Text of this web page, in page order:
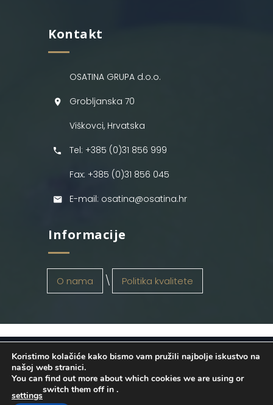
Kontakt
OSATINA GRUPA d.o.o.
Grobljanska 70
Viškovci, Hrvatska
Tel: +385 (0)31 856 999
Fax: +385 (0)31 856 045
E-mail: osatina@osatina.hr
Informacije
O nama Politika kvalitete
OSATINA GRUPA d.o.o. 2026
. Configured
byINFOS Osijek. Sva prava pridržana.
Koristimo kolačiće kako bismo vam pružili najbolje iskustvo na
našoj web stranici.
You can find out more about which cookies we are using or
switch them off in
settings
.